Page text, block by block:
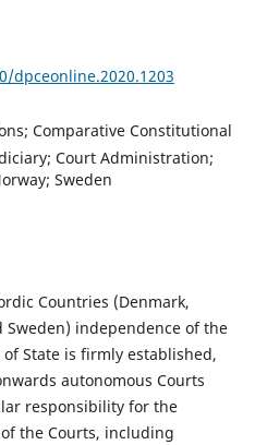
dpceonline.2020.1203
Comparative Constitutional
Court Administration;
Sweden
Countries (Denmark,
independence of the
State is firmly established,
autonomous Courts
responsibility for the
the Courts, including